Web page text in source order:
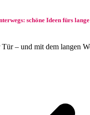
schöne Ideen fürs
– und mit dem langen